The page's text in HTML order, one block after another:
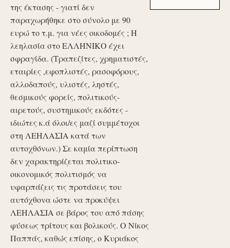
της έκτασης - γιατί δεν
παραχωρήθηκε στο σύνολο με 90
ευρώ το τ.μ. για νέες οικοδομές ; Η
λεηλασία στο ΕΛΛΗΝΙΚΟ έχει
σφραγίδα. (Τραπεζίτες, χρηματιστές,
εταιρίες ,εφοπλιστές, ρασοφόρους,
αλλοδαπούς, υλιστές, ληστές,
θεσμικούς φορείς, πολιτικούς-
αιρετούς, συστημικούς εκδότες -
ιδιώτες κ.ά όλοι/ες μαζί συμμέτοχοι
στη ΛΕΗΛΑΣΙΑ κατά των
αυτοχθόνων.) Σε καμία περίπτωση
δεν χαρακτηρίζεται πολιτικο-
οικονομικός πολιτισμός να
υφαρπάζεις τις προτάσεις του
αυτόχθονα ώστε να προκύψει
ΛΕΗΛΑΣΙΑ σε βάρος του από πάσης
φύσεως τρίτους και βολικούς. Ο Νίκος
Παππάς, καθώς επίσης, ο Κυριάκος